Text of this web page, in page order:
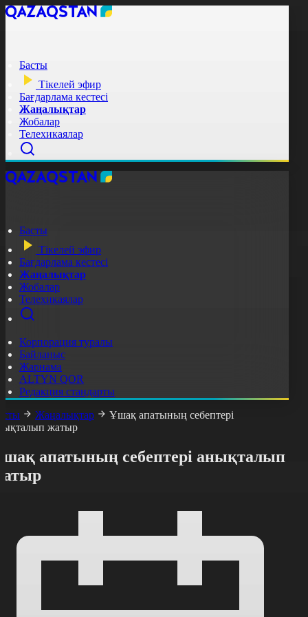
Басты
Тікелей эфир
Бағдарлама кестесі
Жаңалықтар
Жобалар
Телехикаялар
Басты
Тікелей эфир
Бағдарлама кестесі
Жаңалықтар
Жобалар
Телехикаялар
Корпорация туралы
Байланыс
Жарнама
ALTYN QOR
Редакция стандарты
Жаңалықтар
Ұшақ апатының себептері
жатыр
апатының себептері анықталып